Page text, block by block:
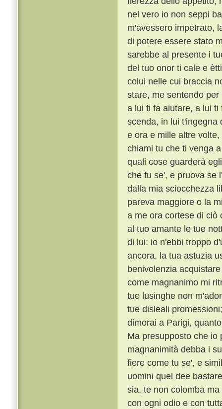
nel vero io non seppi
m'avessero impetrato,
di potere essere stato
sarebbe al presente i
del tuo onor ti cale e
colui nelle cui braccia
stare, me sentendo
a lui ti fa aiutare, a lui
scenda, in lui t'ingegna
e ora e mille altre
chiami tu che ti venga
quali cose guarderà
che tu se', e pruova se
dalla mia sciocchezza
pareva maggiore o la
a me ora cortese di ciò
al tuo amante le tue
di lui: io n'ebbi troppo
ancora, la tua astuzia
benivolenzia
come magnanimo mi
tue lusinghe non
tue disleali
dimorai a Parigi,
Ma presupposto che io
magnanimità debba i
fiere come tu se', e
uomini quel dee
sia, te non colomba
con ogni odio e con